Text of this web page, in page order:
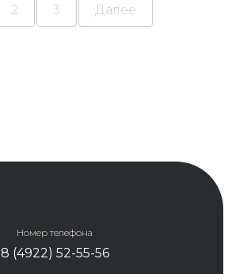
2 3 Далее
Номер телефона
8 (4922) 52-55-56